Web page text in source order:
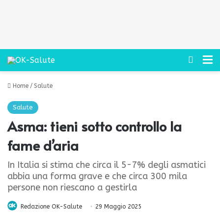
Cerca
Home / Salute
Salute
Asma: tieni sotto controllo la
fame d’aria
In Italia si stima che circa il 5-7% degli asmatici
abbia una forma grave e che circa 300 mila
persone non riescano a gestirla
Redazione OK-Salute 29 Maggio 2025